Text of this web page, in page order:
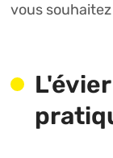
vous